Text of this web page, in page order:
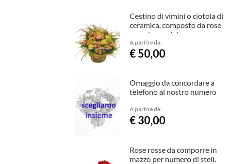
Cestino di vimini o ciotola di
ceramica, composto da rose
e verde pregiato.
A partire da:
€ 50,00
Omaggio da concordare a
telefono al nostro numero
A partire da:
€ 30,00
Rose rosse da comporre in
mazzo per numero di steli.